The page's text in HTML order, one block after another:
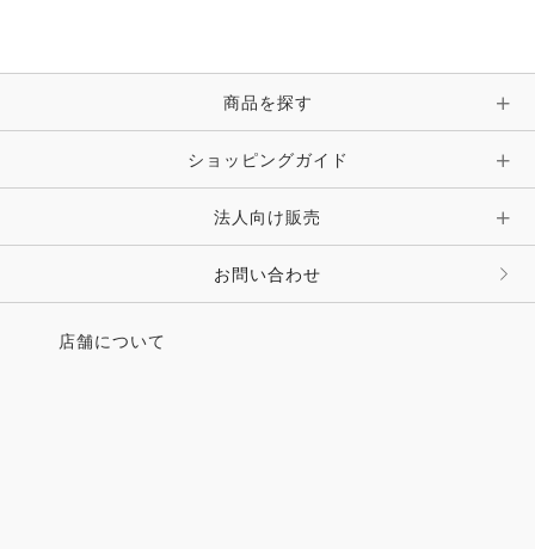
商品を探す
ショッピングガイド
法人向け販売
お問い合わせ
店舗について